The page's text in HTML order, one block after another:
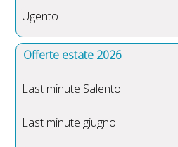
Ugento
Offerte estate 2026
Last minute Salento
Last minute giugno